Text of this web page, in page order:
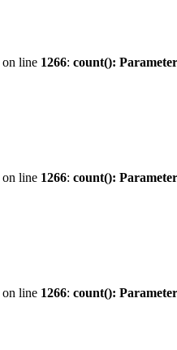
on line 1266: count():
on line 1266: count():
on line 1266: count():